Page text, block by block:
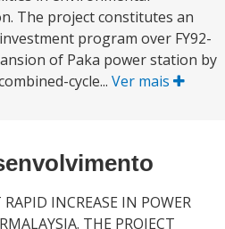
The project constitutes an
program over FY92-
of Paka power station by
cycle... Ver mais
INCREASE IN POWER
THE PROJECT